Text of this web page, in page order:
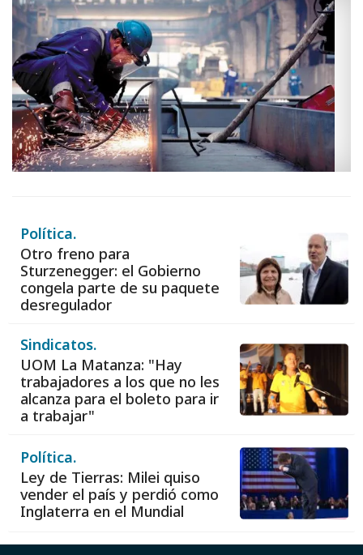
Política.
Otro freno para
Sturzenegger: el Gobierno
congela parte de su paquete
desregulador
Sindicatos.
UOM La Matanza: "Hay
trabajadores a los que no les
alcanza para el boleto para ir
a trabajar"
Política.
Ley de Tierras: Milei quiso
vender el país y perdió como
Inglaterra en el Mundial